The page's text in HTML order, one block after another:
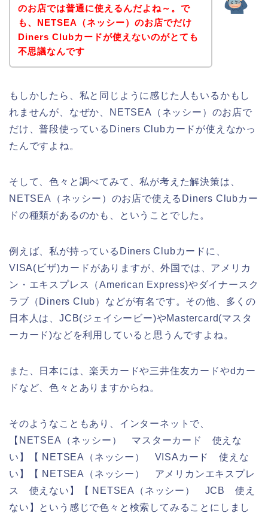
のお店では普通に使えるんだよね～。で
も、NETSEA（ネッシー）のお店でだけ
Diners Clubカードが使えないのがとても
不思議なんです
もしかしたら、私と同じように感じた人もいるかもし
れませんが、なぜか、NETSEA（ネッシー）のお店で
だけ、普段使っているDiners Clubカードが使えなかっ
たんですよね。
そして、色々と調べてみて、私が考えた解決策は、
NETSEA（ネッシー）のお店で使えるDiners Clubカー
ドの種類があるのかも、ということでした。
例えば、私が持っているDiners Clubカードに、
VISA(ビザ)カードがありますが、外国では、アメリカ
ン・エキスプレス（American Express)やダイナースク
ラブ（Diners Club）などが有名です。その他、多くの
日本人は、JCB(ジェイシービー)やMastercard(マスタ
ーカード)などを利用していると思うんですよね。
また、日本には、楽天カードや三井住友カードやdカー
ドなど、色々とありますからね。
そのようなこともあり、インターネットで、
【NETSEA（ネッシー） マスターカード 使えな
い】【 NETSEA（ネッシー） VISAカード 使えな
い】【 NETSEA（ネッシー） アメリカンエキスプレ
ス 使えない】【 NETSEA（ネッシー） JCB 使え
ない】という感じで色々と検索してみることにしまし